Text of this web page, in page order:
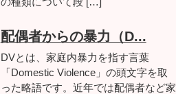
配偶者からの暴力（D...
DVとは、家庭内暴力を指す言葉
「Domestic Violence」の頭文字を取
った略語です。近年では配偶者など家